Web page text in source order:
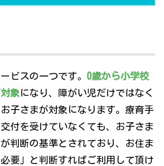
ビスの一つです。 0歳から小学校
象になり、障がい児だけではなく
子さまが対象になります。療育手
付を受けていなくても、お子さま
判断の基準とされており、お住ま
要」と判断すればご利用して頂け